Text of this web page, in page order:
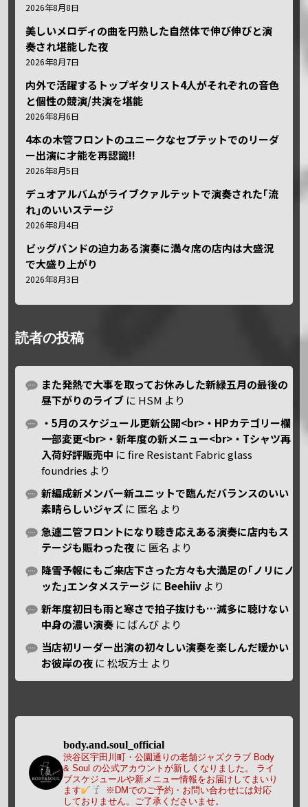
2026年8月8日
美しいメロディの曲を円熟した自然体で伸び伸びと演
奏され堪能した夜
2026年8月7日
内外で活躍するトップギタリスト4人がそれぞれの音色
と個性の競演/共演を堪能
2026年8月6日
4本の木管フロントのユニークなセプテットでのリーダ
ー出演に才能を再認識!!
2026年8月5日
デュオアルバムがライブクァルテットで演奏された｢流
れ｣のいいステージ
2026年8月4日
ビッグバンドの迫力ある演奏に満々席の店内は大盛況
で大盛り上がり
2026年8月3日
読者の投稿
また発熱で大事を取ってお休みした新緑五月の最後の
昼下がりのライブ に HSM より
・5月のスケジュール更新公開<br>・HPカテゴリー欄
一部変更<br>・新年度の新メニュー<br>・Tシャツ再
入荷好評販売中 にfire Resistant Fabric glass
foundries より
新編成新メンバー新ユニットで臨んだバランスのいい
素晴らしいジャズ に 匿名 より
急遽二管フロントになり聴き応えある演奏に店内もス
テージも賑わった夜 に 匿名 より
降雪予報にもご来店下さった方々も大満足の｢ノリにノ
ッた｣エンタメステージ に Beehiiv より
新年度初日も雨と寒さで拍子抜けも…滅多に聴けない
中身の濃い演奏 に ばんび より
当店初リーダー出演の初々しい演奏を楽しんだ暖かい
お彼岸の夜 に松坂方士 より
body.and.soul_official
渋谷区宇田川町・公園通りの老舗ジャズクラブ Body
& Soul の公式アカウントが新しくなりました。
ライ
ブスケジュールや新メニュー情報をお届けしてまいり
ます
※DMでのご予約・お問い合わせには対応
しておりません。ご了承くださいませ。